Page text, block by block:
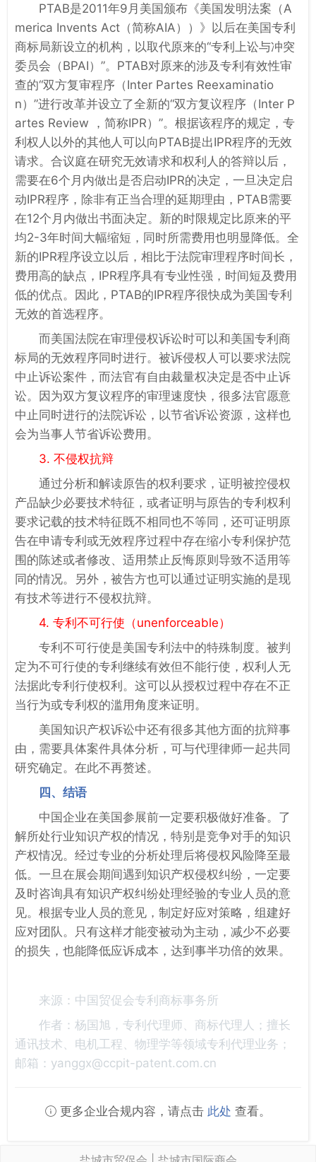
PTAB是2011年9月美国颁布《美国发明法案（A
merica Invents Act（简称AIA））》以后在美国专利
商标局新设立的机构，以取代原来的“专利上讼与冲突
委员会（BPAI）”。PTAB对原来的涉及专利有效性审
查的“双方复审程序（Inter Partes Reexaminatio
n）”进行改革并设立了全新的“双方复议程序（Inter P
artes Review ，简称IPR）”。根据该程序的规定，专
利权人以外的其他人可以向PTAB提出IPR程序的无效
请求。合议庭在研究无效请求和权利人的答辩以后，
需要在6个月内做出是否启动IPR的决定，一旦决定启
动IPR程序，除非有正当合理的延期理由，PTAB需要
在12个月内做出书面决定。新的时限规定比原来的平
均2-3年时间大幅缩短，同时所需费用也明显降低。全
新的IPR程序设立以后，相比于法院审理程序时间长，
费用高的缺点，IPR程序具有专业性强，时间短及费用
低的优点。因此，PTAB的IPR程序很快成为美国专利
无效的首选程序。
而美国法院在审理侵权诉讼时可以和美国专利商
标局的无效程序同时进行。被诉侵权人可以要求法院
中止诉讼案件，而法官有自由裁量权决定是否中止诉
讼。因为双方复议程序的审理速度快，很多法官愿意
中止同时进行的法院诉讼，以节省诉讼资源，这样也
会为当事人节省诉讼费用。
3. 不侵权抗辩
通过分析和解读原告的权利要求，证明被控侵权
产品缺少必要技术特征，或者证明与原告的专利权利
要求记载的技术特征既不相同也不等同，还可证明原
告在申请专利或无效程序过程中存在缩小专利保护范
围的陈述或者修改、适用禁止反悔原则导致不适用等
同的情况。另外，被告方也可以通过证明实施的是现
有技术等进行不侵权抗辩。
4. 专利不可行使（unenforceable）
专利不可行使是美国专利法中的特殊制度。被判
定为不可行使的专利继续有效但不能行使，权利人无
法据此专利行使权利。这可以从授权过程中存在不正
当行为或专利权的滥用角度来证明。
美国知识产权诉讼中还有很多其他方面的抗辩事
由，需要具体案件具体分析，可与代理律师一起共同
研究确定。在此不再赘述。
四、结语
中国企业在美国参展前一定要积极做好准备。了
解所处行业知识产权的情况，特别是竞争对手的知识
产权情况。经过专业的分析处理后将侵权风险降至最
低。一旦在展会期间遇到知识产权侵权纠纷，一定要
及时咨询具有知识产权纠纷处理经验的专业人员的意
见。根据专业人员的意见，制定好应对策略，组建好
应对团队。只有这样才能变被动为主动，减少不必要
的损失，也能降低应诉成本，达到事半功倍的效果。
来源：中国贸促会专利商标事务所
作者：杨国旭，专利代理师、商标代理人；擅长
通讯技术、电机工程、物理学等领域专利代理业务；
邮箱：yanggx@ccpit-patent.com.cn
更多企业合规内容，请点击 此处 查看。